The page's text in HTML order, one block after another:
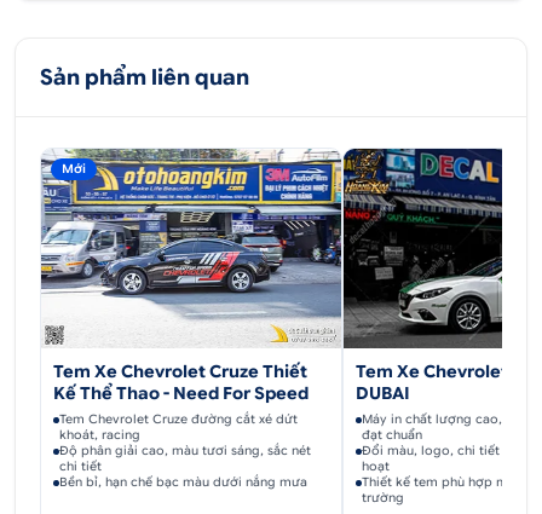
Sản phẩm liên quan
Mới
Tem Xe Chevrolet Cruze Thiết
Kế Thể Thao - Need For Speed
Tem Chevrolet Cruze đường cắt xé dứt
khoát, racing
Độ phân giải cao, màu tươi sáng, sắc nét
chi tiết
Bền bỉ, hạn chế bạc màu dưới nắng mưa
Tem Xe Chevrolet
DUBAI
Máy in chất lượng cao, độ
đạt chuẩn
Đổi màu, logo, chi tiết theo
hoạt
Thiết kế tem phù hợp mọi
trường